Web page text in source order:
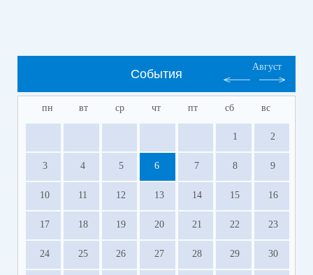
События
Август
пн вт ср чт пт сб вс
1 2
3 4 5 6 7 8 9
10 11 12 13 14 15 16
17 18 19 20 21 22 23
24 25 26 27 28 29 30